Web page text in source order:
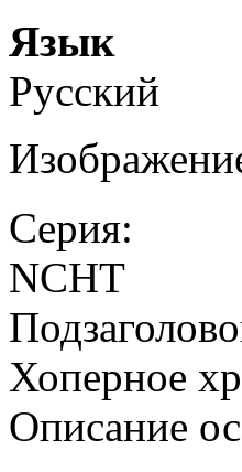
Язык
Русский
Серия:
NCHT
Хоперное
Описание